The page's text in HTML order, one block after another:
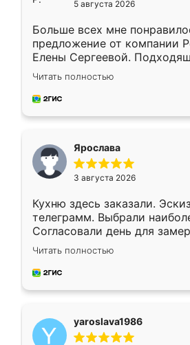
5 августа 2026
Больше всех мне
предложение от компании
Елены Сергеевой.
короткие сроки
для замера сотрудник
предложил по моему эскизу
Читать полностью
Ярослава
3 августа 2026
Кухню здесь заказали.
телеграмм. Выбрали
Согласовали день для
недели кухня была уже
довольны работой. Спасибо
мебель за качественную
Читать полностью
yaroslava1986